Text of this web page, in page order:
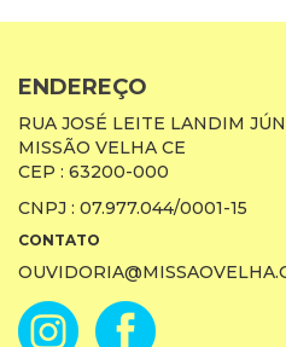
ENDEREÇO
RUA JOSÉ LEITE LANDIM
MISSÃO VELHA CE
CEP : 63200-000
CNPJ : 07.977.044/0001-15
CONTATO